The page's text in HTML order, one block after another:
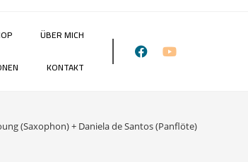
ÜBER MICH
KONTAKT
(Saxophon) + Daniela de Santos (Panflöte)